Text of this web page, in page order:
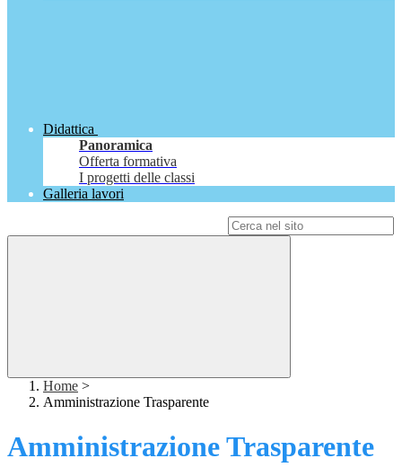
Didattica
Panoramica
Offerta formativa
I progetti delle classi
Galleria lavori
Home >
Amministrazione Trasparente
Amministrazione Trasparente